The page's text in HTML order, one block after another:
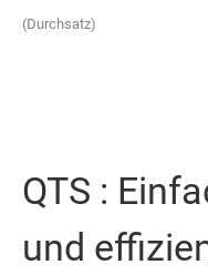
(Durchsatz)
QTS :
und